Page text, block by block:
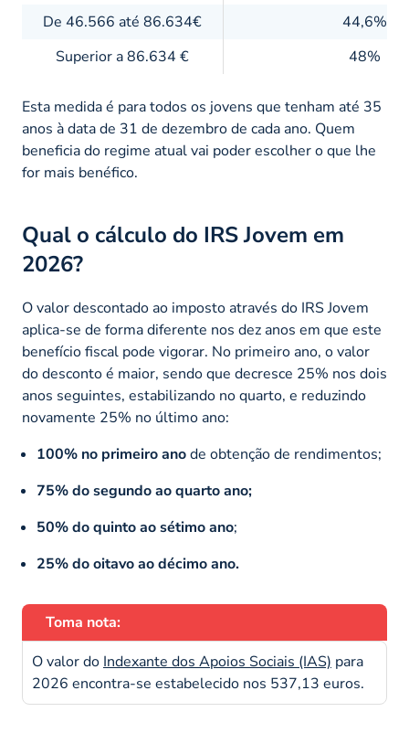
De 46.566 até 86.634€
44,6%
Superior a 86.634 €
48%
Esta medida é para todos os jovens que tenham até 35
anos à data de 31 de dezembro de cada ano. Quem
beneficia do regime atual vai poder escolher o que lhe
for mais benéfico.
Qual o cálculo do IRS Jovem em
2026?
O valor descontado ao imposto através do IRS Jovem
aplica-se de forma diferente nos dez anos em que este
benefício fiscal pode vigorar. No primeiro ano, o valor
do desconto é maior, sendo que decresce 25% nos dois
anos seguintes, estabilizando no quarto, e reduzindo
novamente 25% no último ano:
100% no primeiro anode obtenção de rendimentos;
75% do segundoao quarto ano;
50% do quinto ao sétimo ano;
25% do oitavo ao décimo ano.
Toma nota:
O valor do Indexante dos Apoios Sociais (IAS) para
2026 encontra-se estabelecido nos 537,13 euros.